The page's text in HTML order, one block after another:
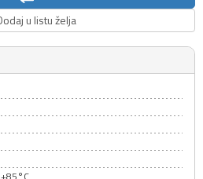
u listu želja